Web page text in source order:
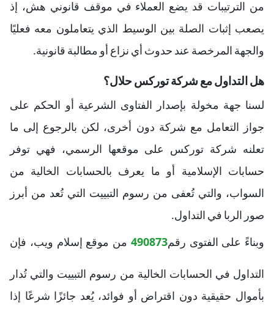
من الترتيبات قد يضع العملاء في موقف قانوني هش، إذ
يصعب إثبات الصلة بين الوسيط الذي يتعاملون معه فعليًا
والجهة المرخصة عند حدوث أي نزاع أو مطالبة قانونية.
هل التداول مع شركة توركس حلال؟
لسنا جهة مخولة بإصدار الفتاوى الشرعية أو الحكم على
جواز التعامل مع شركة دون أخرى، لكن بالرجوع إلى ما
تعلنه شركة توركس على موقعها الرسمي، فهي توفر
حسابات الإسلامية أو ما يعرف بالحسابات الخالية من
السواب، والتي تُعفى من رسوم التبييت التي تُعد من أبرز
صور الربا في التداول.
وبناءً على الفتوى رقم490873 من موقع إسلام ويب، فإن
التداول في الحسابات الخالية من رسوم التبييت والتي تُدار
بأموال حقيقية دون اقتراض أو فوائد، يُعد جائزًا شرعًا إذا